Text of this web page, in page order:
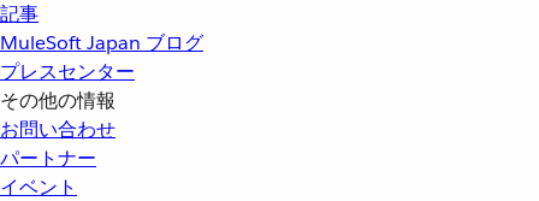
記事
MuleSoft Japan ブログ
プレスセンター
その他の情報
お問い合わせ
パートナー
イベント